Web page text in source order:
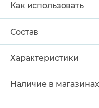
Как использовать
Состав
Характеристики
Наличие в магазинах